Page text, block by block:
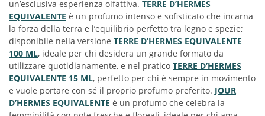
un’esclusiva esperienza olfattiva. TERRE D’HERMES
EQUIVALENTE è un profumo intenso e sofisticato che incarna
la forza della terra e l’equilibrio perfetto tra legno e spezie;
disponibile nella versione TERRE D’HERMES EQUIVALENTE
100 ML, ideale per chi desidera un grande formato da
utilizzare quotidianamente, e nel pratico TERRE D’HERMES
EQUIVALENTE 15 ML, perfetto per chi è sempre in movimento
e vuole portare con sé il proprio profumo preferito. JOUR
D’HERMES EQUIVALENTE è un profumo che celebra la